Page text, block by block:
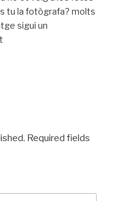
tu la fotògrafa? molts
sigui un
Required fields